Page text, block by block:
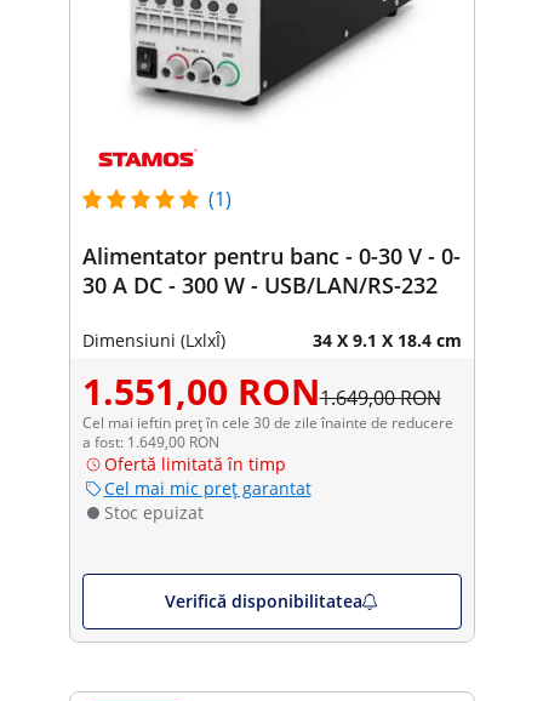
(1)
Alimentator pentru banc - 0-30 V - 0-
30 A DC - 300 W - USB/LAN/RS-232
Dimensiuni (LxlxÎ) 34 X 9.1 X 18.4 cm
1.551,00 RON1.649,00 RON
Cel mai ieftin preț în cele 30 de zile înainte de reducere
a fost: 1.649,00 RON
Ofertă limitată în timp
Cel mai mic preț garantat
Stoc epuizat
Verifică disponibilitatea